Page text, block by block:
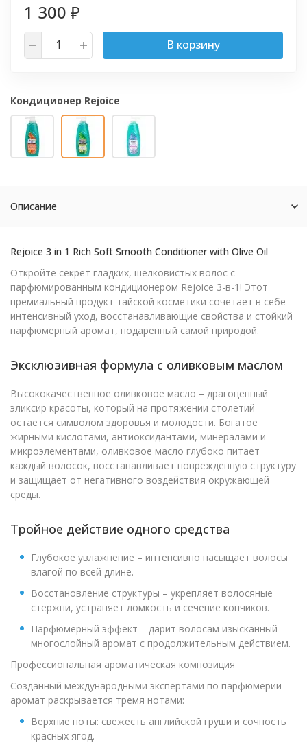
1 300 ₽
В корзину
Кондиционер Rejoice
Описание
Rejoice 3 in 1 Rich Soft Smooth Conditioner with Olive Oil
Откройте секрет гладких, шелковистых волос с
парфюмированным кондиционером Rejoice 3-в-1! Этот
премиальный продукт тайской косметики сочетает в себе
интенсивный уход, восстанавливающие свойства и стойкий
парфюмерный аромат, подаренный самой природой.
Эксклюзивная формула с оливковым маслом
Высококачественное оливковое масло – драгоценный
эликсир красоты, который на протяжении столетий
остается символом здоровья и молодости. Богатое
жирными кислотами, антиоксидантами, минералами и
микроэлементами, оливковое масло глубоко питает
каждый волосок, восстанавливает поврежденную структуру
и защищает от негативного воздействия окружающей
среды.
Тройное действие одного средства
Глубокое увлажнение – интенсивно насыщает волосы
влагой по всей длине.
Восстановление структуры – укрепляет волосяные
стержни, устраняет ломкость и сечение кончиков.
Парфюмерный эффект – дарит волосам изысканный
многослойный аромат с продолжительным действием.
Профессиональная ароматическая композиция
Созданный международными экспертами по парфюмерии
аромат раскрывается тремя нотами:
Верхние ноты: свежесть английской груши и сочность
красных ягод.